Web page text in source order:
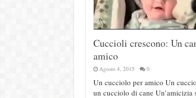
Cuccioli crescono: Un
amico
Agosto 4, 2015 0
Un cucciolo per amico Un
un cucciolo di cane